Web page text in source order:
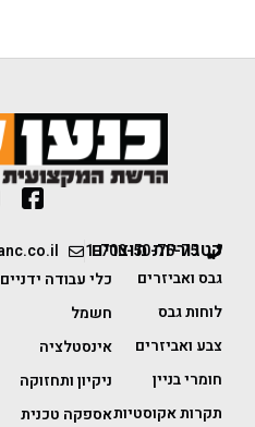
1-700-50-75-75
קטגוריות מוצרים
גבס ואביזרים
לוחות גבס
צבע ואביזרים
חומרי בניין
תקרות אקוסטיות
כלי עבודה ידניים
חשמל
אינסטלציה
ניקיון ותחזוקה
אספקה טכנית